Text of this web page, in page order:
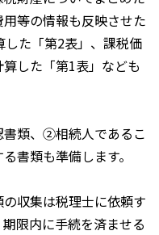
等の情報も反映させた
した「第2表」、課税価
した「第1表」なども
類、②相続人であるこ
書類も準備します。
収集は税理士に依頼す
限内に手続を済ませる